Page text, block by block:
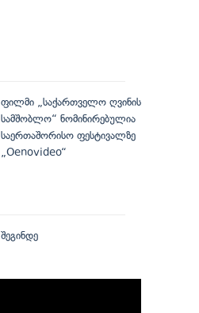
ფილმი „საქართველო ღვინის
სამშობლო“ ნომინირებულია
საერთაშორისო ფესტივალზე
„Oenovideo“
შეგინდე